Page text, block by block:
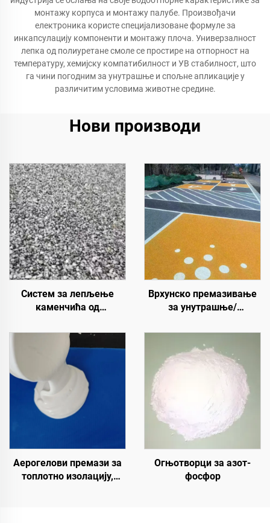
монтажу корпуса и монтажу палубе. Произвођачи
електроника користе специјализоване формуле за
инкапсулацију компоненти и монтажу плоча. Универзалност
лепка од полиуретане смоле се простире на отпорност на
температуру, хемијску компатибилност и УВ стабилност, што
га чини погодним за унутрашње и спољне апликације у
различитим условима животне средине.
Нови производи
Систем за лепљење
каменчића од
Хидроксипропил
полиуретан за уређење и
декорацију пејзажа
Врхунско премазивање
за унутрашње/
путеве (које се користе
са ST400 Прајмером),
асфалтне путеве,
хидроизолације,
реновацију силиконског
ПУ, ПМА, ЕПДМ,
епоксидне субстрате на
бази воде
Аерогелови премази за
топлотно изолацију,
Огњотворци за азот-
фосфор